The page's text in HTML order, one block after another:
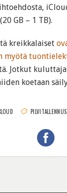
GB – 1 TB).
kreikkalaiset
myötä
Jotkut
koetaan
PILVITALLENNUS